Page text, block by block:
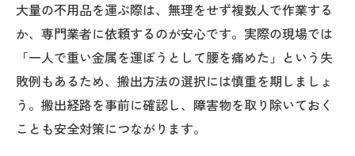
大量の不用品を運ぶ際は、無理をせず複数人で作業する
か、専門業者に依頼するのが安心です。実際の現場では
「一人で重い金属を運ぼうとして腰を痛めた」という失
敗例もあるため、搬出方法の選択には慎重を期しましょ
う。搬出経路を事前に確認し、障害物を取り除いておく
ことも安全対策につながります。